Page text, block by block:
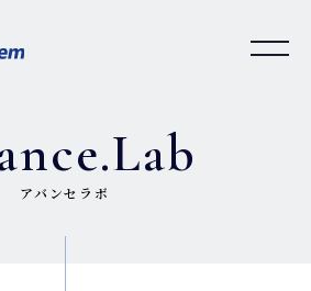
アバンセラボ